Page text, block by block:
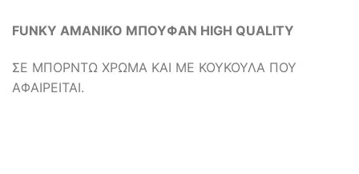
FUNKY ΑΜΑΝΙΚΟ ΜΠΟΥΦΑΝ HIGH QUALITY
ΣΕ ΜΠΟΡΝΤΩ ΧΡΩΜΑ ΚΑΙ ΜΕ ΚΟΥΚΟΥΛΑ ΠΟΥ
ΑΦΑΙΡΕΙΤΑΙ.